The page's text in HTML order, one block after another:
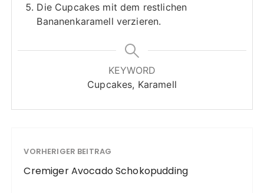
Die Cupcakes mit dem restlichen
Bananenkaramell verzieren.
KEYWORD
Cupcakes, Karamell
VORHERIGER BEITRAG
Cremiger Avocado Schokopudding